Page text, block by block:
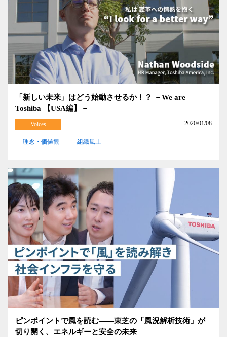
「新しい未来」はどう始動させるか！？ －We are
Toshiba 【USA編】－
2020/01/08
Voices
理念・価値観 組織風土
ピンポイントで風を読む――東芝の「風況解析技術」が
切り開く、エネルギーと安全の未来